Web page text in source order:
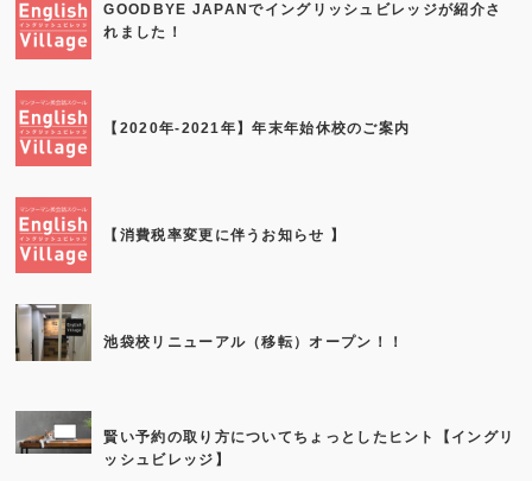
GOODBYE JAPANでイングリッシュビレッジが紹介さ
れました！
【2020年-2021年】年末年始休校のご案内
【消費税率変更に伴うお知らせ 】
池袋校リニューアル（移転）オープン！！
賢い予約の取り方についてちょっとしたヒント【イングリ
ッシュビレッジ】